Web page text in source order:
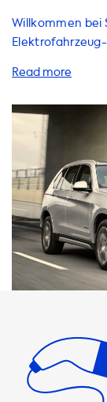
Willkommen bei
dazu beitragen,
als mit einem
von der
32A, 11 kW bei
(dreiphasig).
schneller als
Ladestationen
mobile
Ladekabeln,
Ihres